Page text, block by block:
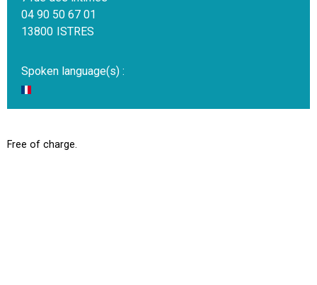
04 90 50 67 01
13800 ISTRES
Spoken language(s) :
Free of charge.